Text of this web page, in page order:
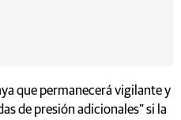
que permanecerá vigilante y
de presión adicionales” si la